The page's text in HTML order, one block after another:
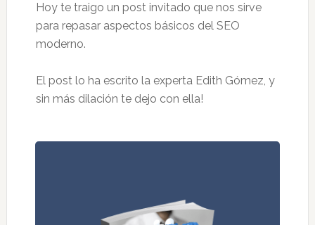
Hoy te traigo un post invitado que nos sirve
para repasar aspectos básicos del SEO
moderno.
El post lo ha escrito la experta Edith Gómez​, y
sin más dilación te dejo con ella!